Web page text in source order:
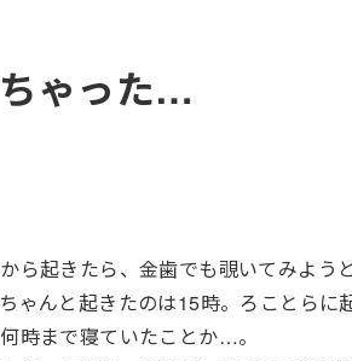
ゃった…
ら起きたら、金歯でも覗いてみよう
ゃんと起きたのは15時。ろことらに
時まで寝ていたことか…。